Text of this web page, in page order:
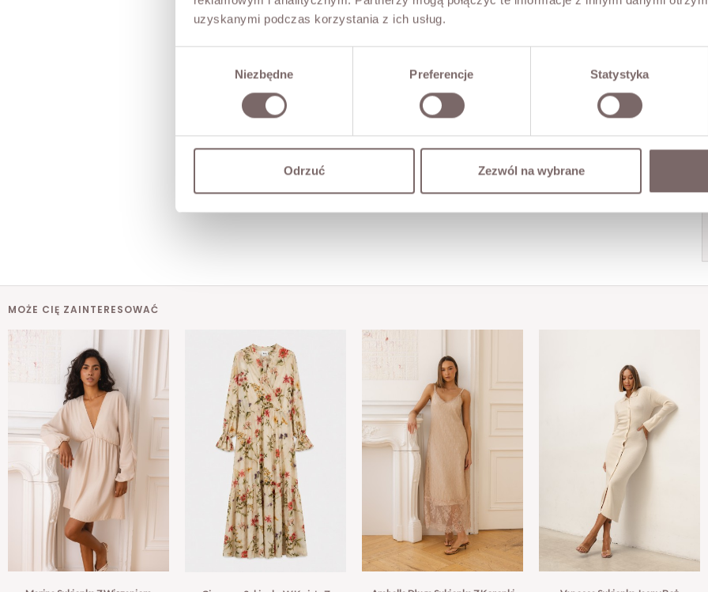
uzyskanymi podczas korzystania z ich usług.
Niezbędne Preferencje Statystyka
Odrzuć Zezwól na wybrane
MOŻE CIĘ ZAINTERESOWAĆ